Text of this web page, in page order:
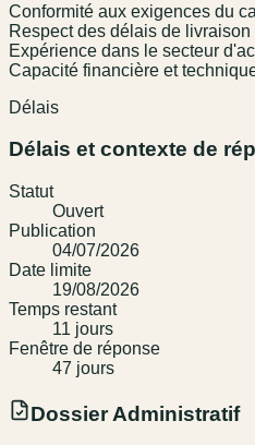
Conformité aux exigences du
Respect des délais de livraison
Expérience dans le secteur
Capacité financière et
Délais
Délais et contexte de
Statut
Ouvert
Publication
04/07/2026
Date limite
19/08/2026
Temps restant
11 jours
Fenêtre de réponse
47 jours
Dossier Administratif